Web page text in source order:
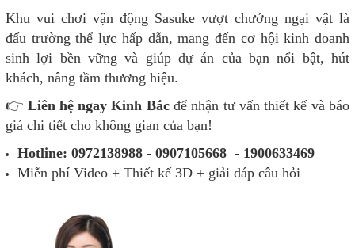
Khu vui chơi vận động Sasuke vượt chướng ngại vật là
đấu trường thể lực hấp dẫn, mang đến cơ hội kinh doanh
sinh lợi bền vững và giúp dự án của bạn nổi bật, hút
khách, nâng tầm thương hiệu.
👉 Liên hệ ngay Kinh Bắcđể nhận tư vấn thiết kế và báo
giá chi tiết cho không gian của bạn!
Hotline: 0972138988 - 0907105668 - 1900633469
Miễn phí Video + Thiết kế 3D + giải đáp câu hỏi